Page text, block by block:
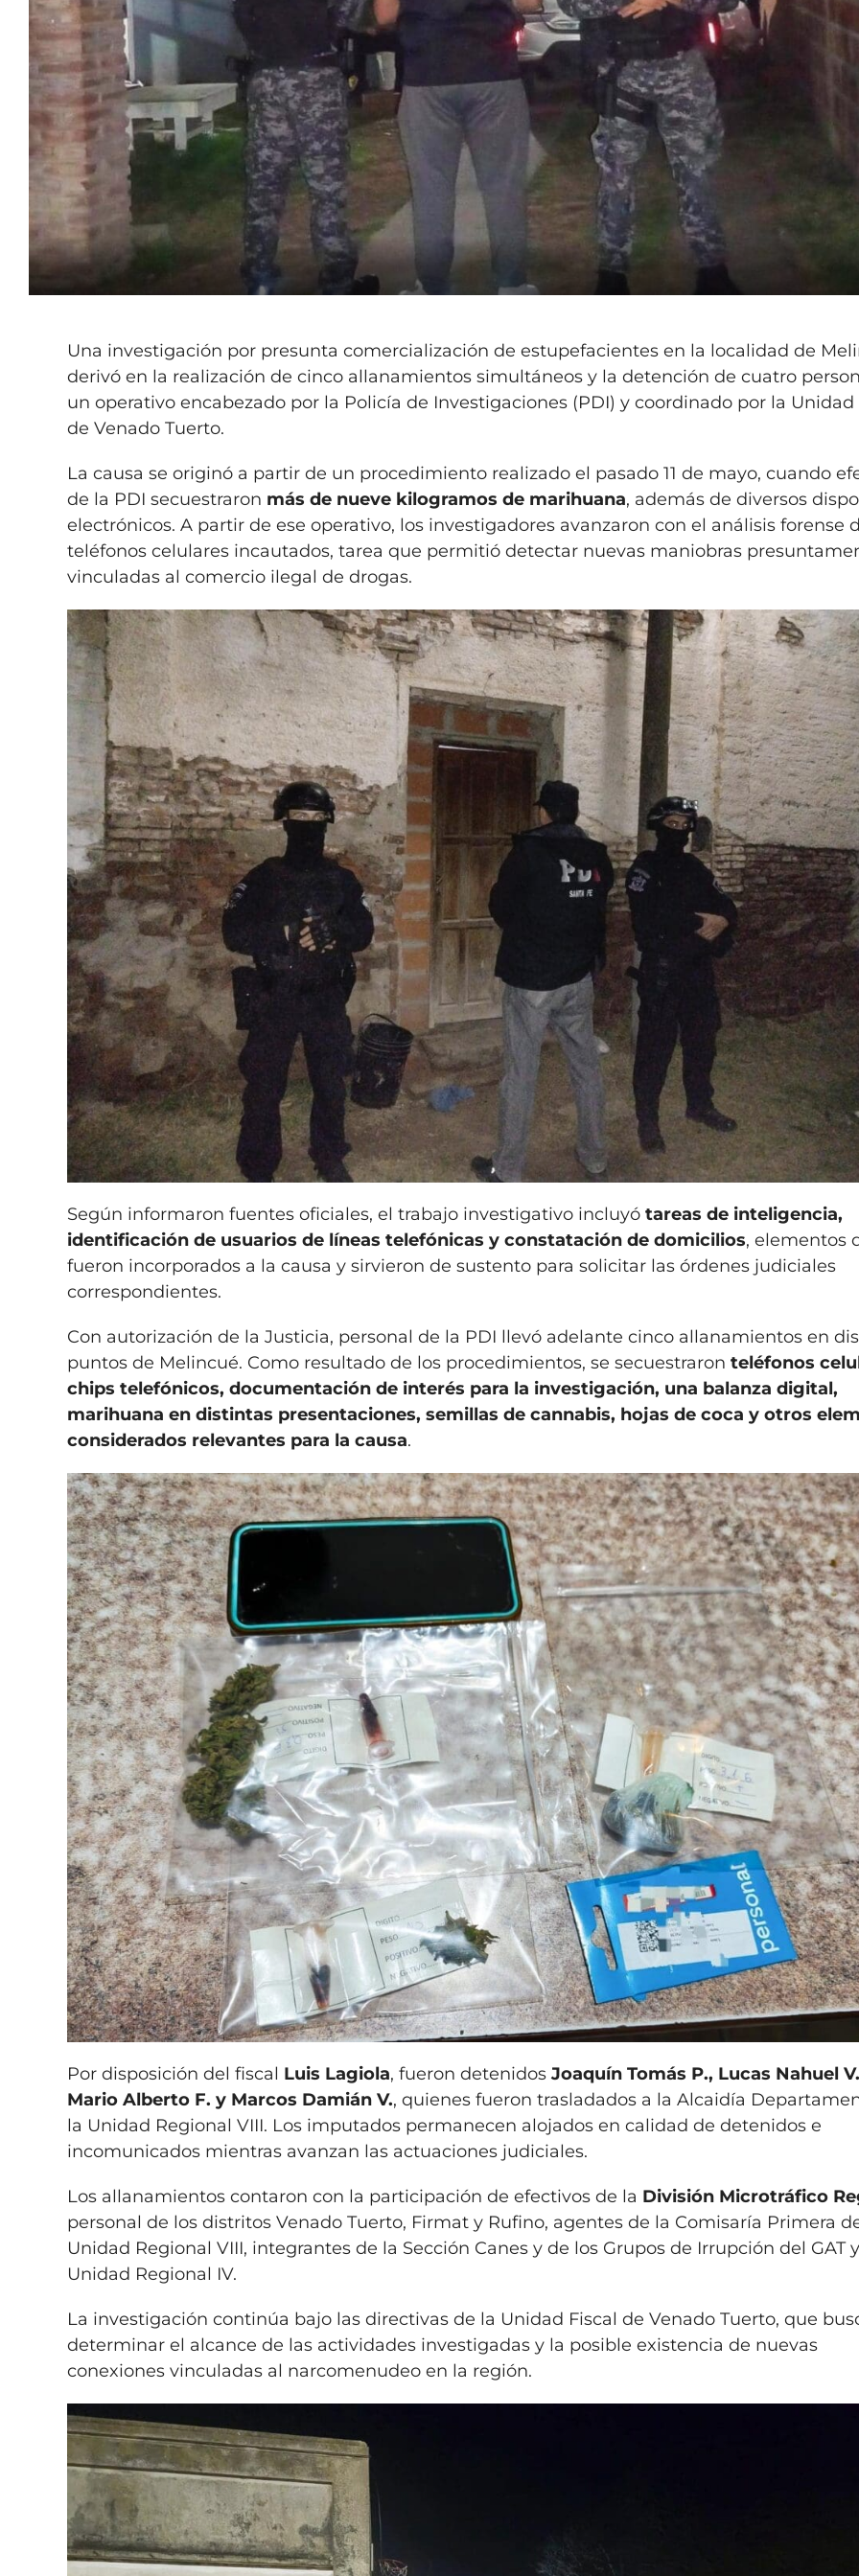
Una investigación por presunta comercialización de estupefacientes en la localidad de
derivó en la realización de cinco allanamientos simultáneos y la detención de cuatro
un operativo encabezado por la Policía de Investigaciones (PDI) y coordinado por la Unidad
de Venado Tuerto.
La causa se originó a partir de un procedimiento realizado el pasado 11 de mayo, cuando
de la PDI secuestraron más de nueve kilogramos de marihuana, además de diversos
electrónicos. A partir de ese operativo, los investigadores avanzaron con el análisis forense
teléfonos celulares incautados, tarea que permitió detectar nuevas maniobras
vinculadas al comercio ilegal de drogas.
Según informaron fuentes oficiales, el trabajo investigativo incluyótareas de inteligencia,
identificación de usuarios de líneas telefónicas y constatación de domicilios, elementos
fueron incorporados a la causa y sirvieron de sustento para solicitar las órdenes judiciales
correspondientes.
Con autorización de la Justicia, personal de la PDI llevó adelante cinco allanamientos en
puntos de Melincué. Como resultado de los procedimientos, se secuestraronteléfonos
chips telefónicos, documentación de interés para la investigación, una balanza digital,
marihuana en distintas presentaciones, semillas de cannabis, hojas de coca y otros
considerados relevantes para la causa.
Por disposición del fiscal Luis Lagiola, fueron detenidosJoaquín Tomás P., Lucas Nahuel
Mario Alberto F. y Marcos Damián V., quienes fueron trasladados a la Alcaidía
la Unidad Regional VIII. Los imputados permanecen alojados en calidad de detenidos e
incomunicados mientras avanzan las actuaciones judiciales.
Los allanamientos contaron con la participación de efectivos de la División Microtráfico
personal de los distritos Venado Tuerto, Firmat y Rufino, agentes de la Comisaría Primera
Unidad Regional VIII, integrantes de la Sección Canes y de los Grupos de Irrupción del GAT
Unidad Regional IV.
La investigación continúa bajo las directivas de la Unidad Fiscal de Venado Tuerto, que
determinar el alcance de las actividades investigadas y la posible existencia de nuevas
conexiones vinculadas al narcomenudeo en la región.